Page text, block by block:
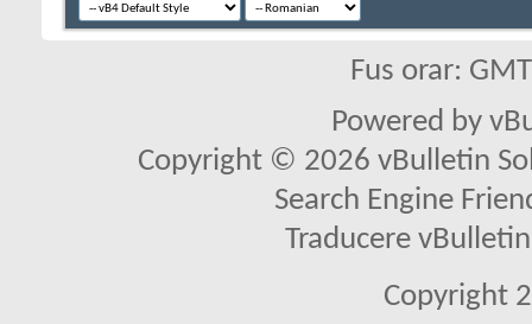
Fus orar:
Powered by
Copyright © 2026 vBulletin
Search Engine
Traducere
Copyright